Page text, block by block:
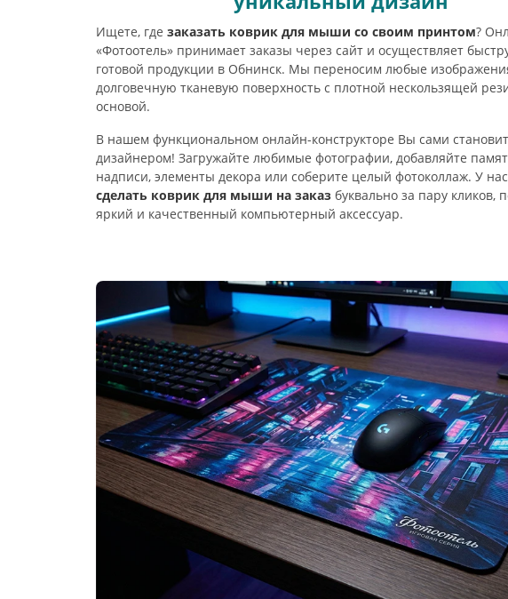
Ищете, где заказать коврик для мыши со своим принтом?
«Фотоотель» принимает заказы через сайт и осуществляет
готовой продукции в Обнинск. Мы переносим любые
долговечную тканевую поверхность с плотной нескользящей
основой.
В нашем функциональном онлайн-конструкторе Вы сами
дизайнером! Загружайте любимые фотографии, добавляйте
надписи, элементы декора или соберите целый фотоколлаж. У
сделать коврик для мыши на заказ буквально за пару кликов,
яркий и качественный компьютерный аксессуар.